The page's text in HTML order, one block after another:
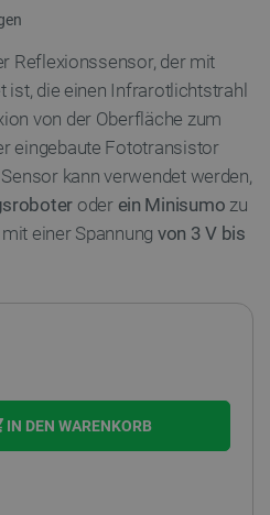
Reflexionssensor, der mit
ist, die einen Infrarotlichtstrahl
von der Oberfläche zum
eingebaute Fototransistor
kann verwendet werden,
oder ein Minisumo zu
einer Spannung von 3 V bis
IN DEN WARENKORB